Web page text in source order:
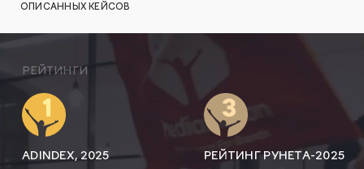
ОПИСАННЫХ КЕЙСОВ
РЕЙТИНГИ
ADINDEX, 2025
РЕЙТИНГ РУНЕТА-2025